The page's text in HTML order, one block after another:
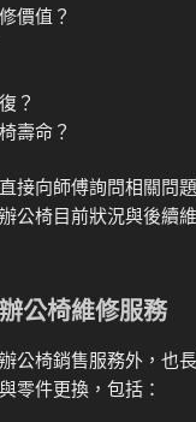
價值？
？
壽命？
接向師傅詢問相關問
公椅目前狀況與後續
公椅維修服務
公椅銷售服務外，也
零件更換，包括：